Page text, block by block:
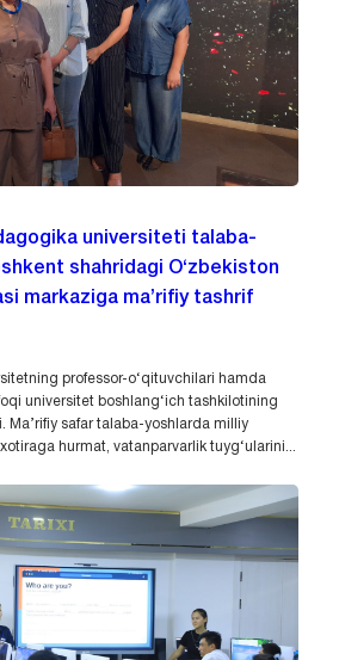
universiteti talaba-
shahridagi O‘zbekiston
markaziga ma’rifiy tashrif
professor-o‘qituvchilari hamda
universitet boshlang‘ich tashkilotining
Ma’rifiy safar talaba-yoshlarda milliy
hurmat, vatanparvarlik tuyg‘ularini...